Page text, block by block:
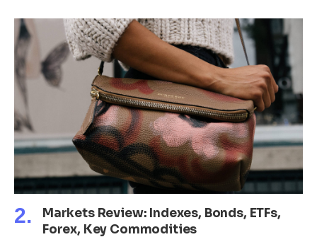
Markets Review: Indexes, Bonds, ETFs,
Forex, Key Commodities